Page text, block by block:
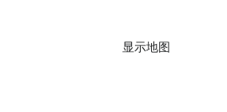
显示地图